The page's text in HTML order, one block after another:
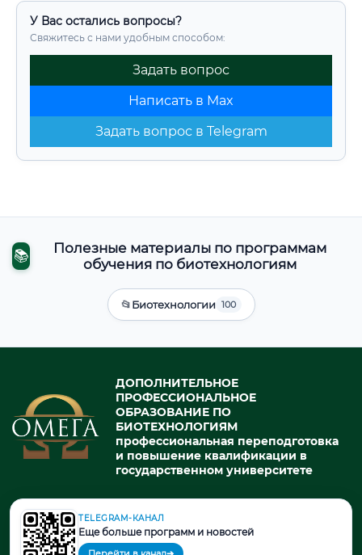
У Вас остались вопросы?
Свяжитесь с нами удобным способом:
Задать вопрос
Написать в Max
Задать вопрос в Telegram
📚
Полезные материалы по программам
обучения по биотехнологиям
📂Биотехнологии 100
ДОПОЛНИТЕЛЬНОЕ
ПРОФЕССИОНАЛЬНОЕ
ОБРАЗОВАНИЕ ПО
БИОТЕХНОЛОГИЯМ
профессиональная переподготовка
и повышение квалификации в
государственном университете
© 2026. При использовании материалов портала активная ссылка
на источник обязательна.
TELEGRAM-КАНАЛ
Еще больше программ и новостей